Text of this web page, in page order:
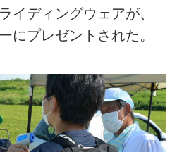
イディングウェアが、
にプレゼントされた。